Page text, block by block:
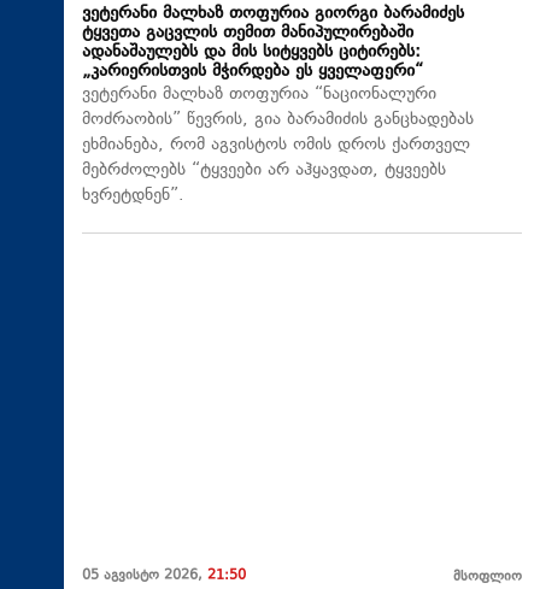
ვეტერანი მალხაზ თოფურია გიორგი ბარამიძეს
ტყვეთა გაცვლის თემით მანიპულირებაში
ადანაშაულებს და მის სიტყვებს ციტირებს:
„კარიერისთვის მჭირდება ეს ყველაფერი“
ვეტერანი მალხაზ თოფურია “ნაციონალური
მოძრაობის” წევრის, გია ბარამიძის განცხადებას
ეხმიანება, რომ აგვისტოს ომის დროს ქართველ
მებრძოლებს “ტყვეები არ აჰყავდათ, ტყვეებს
ხვრეტდნენ”.
05 აგვისტო 2026, 21:50 მსოფლიო